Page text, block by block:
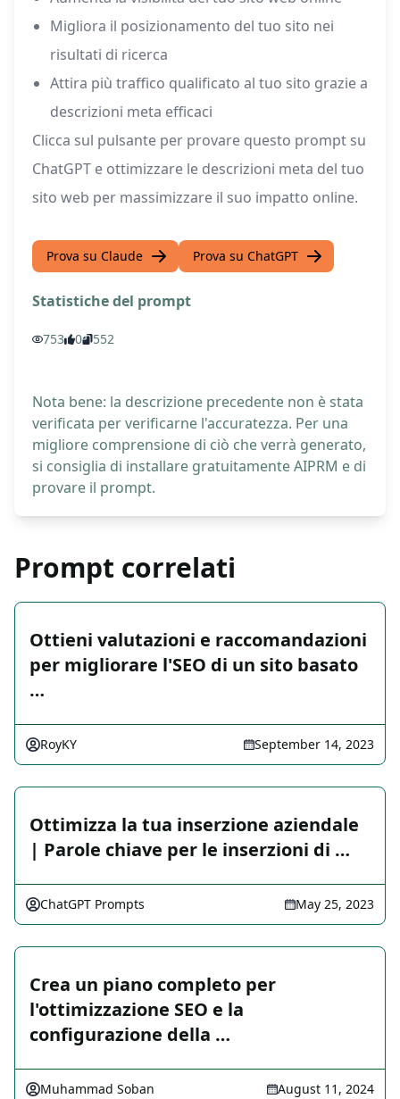
Migliora il posizionamento del tuo sito nei
risultati di ricerca
Attira più traffico qualificato al tuo sito grazie a
descrizioni meta efficaci
Clicca sul pulsante per provare questo prompt su
ChatGPT e ottimizzare le descrizioni meta del tuo
sito web per massimizzare il suo impatto online.
Prova su Claude Prova su ChatGPT
Statistiche del prompt
753 0 552
Nota bene: la descrizione precedente non è stata
verificata per verificarne l'accuratezza. Per una
migliore comprensione di ciò che verrà generato,
si consiglia di installare gratuitamente AIPRM e di
provare il prompt.
Prompt correlati
Ottieni valutazioni e raccomandazioni
per migliorare l'SEO di un sito basato
…
RoyKY September 14, 2023
Ottimizza la tua inserzione aziendale
| Parole chiave per le inserzioni di …
ChatGPT Prompts May 25, 2023
Crea un piano completo per
l'ottimizzazione SEO e la
configurazione della …
Muhammad Soban August 11, 2024